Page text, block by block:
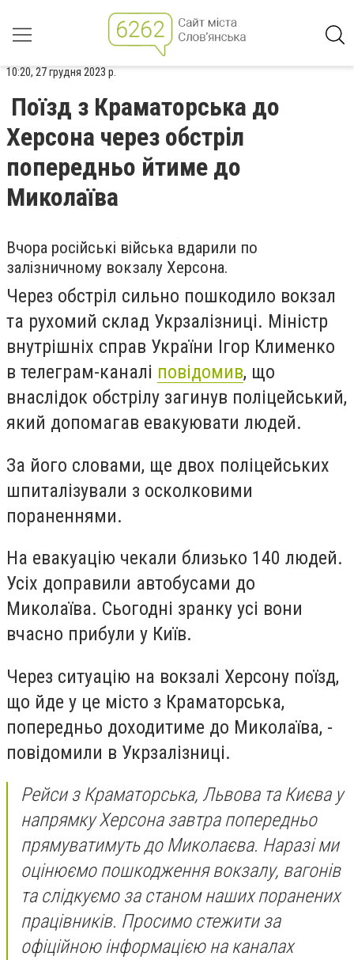
10:20, 27 грудня 2023 р.
Поїзд з Краматорська до
Херсона через обстріл
попередньо йтиме до
Миколаїва
Вчора російські війська вдарили по
залізничному вокзалу Херсона.
Через обстріл сильно пошкодило вокзал
та рухомий склад Укрзалізниці. Міністр
внутрішніх справ України Ігор Клименко
в телеграм-каналі повідомив, що
внаслідок обстрілу загинув поліцейський,
який допомагав евакуювати людей.
За його словами, ще двох поліцейських
шпиталізували з осколковими
пораненнями.
На евакуацію чекали близько 140 людей.
Усіх доправили автобусами до
Миколаїва. Сьогодні зранку усі вони
вчасно прибули у Київ.
Через ситуацію на вокзалі Херсону поїзд,
що йде у це місто з Краматорська,
попередньо доходитиме до Миколаїва, -
повідомили в Укрзалізниці.
Рейси з Краматорська, Львова та Києва у
напрямку Херсона завтра попередньо
прямуватимуть до Миколаєва. Наразі ми
оцінюємо пошкодження вокзалу, вагонів
та слідкуємо за станом наших поранених
працівників. Просимо стежити за
офіційною інформацією на каналах